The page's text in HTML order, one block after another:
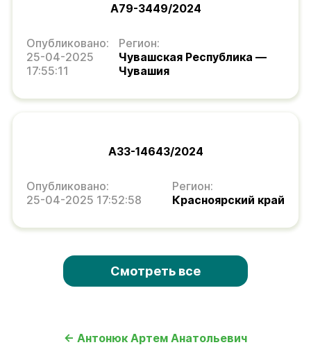
А79-3449/2024
Опубликовано:
25-04-2025
17:55:11
Регион:
Чувашская Республика —
Чувашия
А33-14643/2024
Опубликовано:
25-04-2025 17:52:58
Регион:
Красноярский край
Смотреть все
← Антонюк Артем Анатольевич